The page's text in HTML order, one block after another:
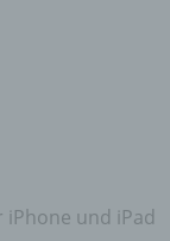
iPhone und iPad